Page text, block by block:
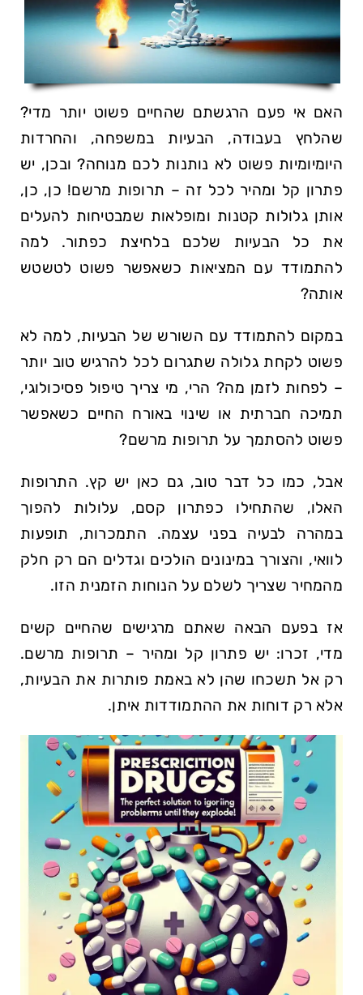
האם אי פעם הרגשתם שהחיים פשוט יותר מדי?
שהלחץ בעבודה, הבעיות‌ במשפחה, והחרדות
היומיומיות פשוט לא⁤ נותנות לכם מנוחה? ובכן, יש
פתרון קל ⁤ומהיר לכל זה – ⁤תרופות מרשם! כן, כן,
אותן גלולות קטנות ומופלאות שמבטיחות להעלים
את כל הבעיות שלכם בלחיצת כפתור. למה
להתמודד עם המציאות כשאפשר פשוט לטשטש
אותה?
במקום להתמודד עם ⁤השורש‍ של הבעיות, למה לא
פשוט לקחת גלולה שתגרום לכל להרגיש טוב יותר
– לפחות לזמן מה?⁤ הרי, ⁢מי ​צריך טיפול פסיכולוגי,‍
תמיכה חברתית או שינוי באורח החיים כשאפשר
פשוט להסתמך על תרופות מרשם?
אבל, ‌כמו כל דבר טוב, גם כאן יש קץ. ​התרופות
האלו, שהתחילו כפתרון קסם, עלולות להפוך
במהרה לבעיה בפני עצמה. התמכרות, תופעות​
לוואי, והצורך במינונים הולכים וגדלים הם רק חלק
מהמחיר שצריך לשלם על הנוחות‍ הזמנית ‌הזו.
אז בפעם הבאה שאתם מרגישים שהחיים קשים
מדי, זכרו: יש פתרון קל ומהיר – תרופות מרשם.
רק אל תשכחו שהן לא באמת ⁢פותרות⁢ את הבעיות,
אלא רק דוחות את ההתמודדות איתן.